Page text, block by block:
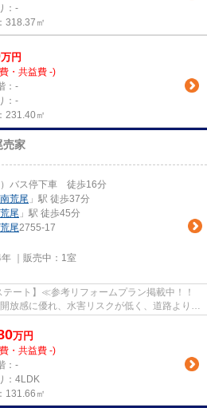
：-
318.37㎡
万円
・共益費 -)
：-
：-
231.40㎡
売家
）バス停下車 徒歩16分
南荒尾 」駅 徒歩37分
荒尾 」駅 徒歩45分
荒尾2755-17
｜販売中： 1室
テート】≪参考リフォームプラン掲載中！！
放感に優れ、水害リスクが低く、道路より高
万円
・共益費 -)
：-
：4LDK
131.66㎡